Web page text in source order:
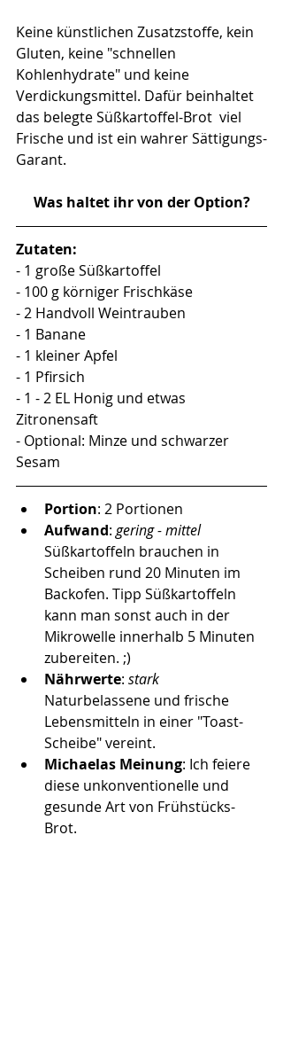
Keine künstlichen Zusatzstoffe, kein
Gluten, keine "schnellen
Kohlenhydrate" und keine
Verdickungsmittel. Dafür beinhaltet
das belegte Süßkartoffel-Brot  viel
Frische und ist ein wahrer Sättigungs-
Garant.
Was haltet ihr von der Option?
Zutaten:
- 1 große Süßkartoffel
- 100 g körniger Frischkäse
- 2 Handvoll Weintrauben
- 1 Banane
- 1 kleiner Apfel
- 1 Pfirsich
- 1 - 2 EL Honig und etwas
Zitronensaft
- Optional: Minze und schwarzer
Sesam
Portion: 2 Portionen
Aufwand: gering - mittel
Süßkartoffeln brauchen in
Scheiben rund 20 Minuten im
Backofen. Tipp Süßkartoffeln
kann man sonst auch in der
Mikrowelle innerhalb 5 Minuten
zubereiten. ;)
Nährwerte: stark
Naturbelassene und frische
Lebensmitteln in einer "Toast-
Scheibe" vereint.
Michaelas Meinung: Ich feiere
diese unkonventionelle und
gesunde Art von Frühstücks-
Brot.